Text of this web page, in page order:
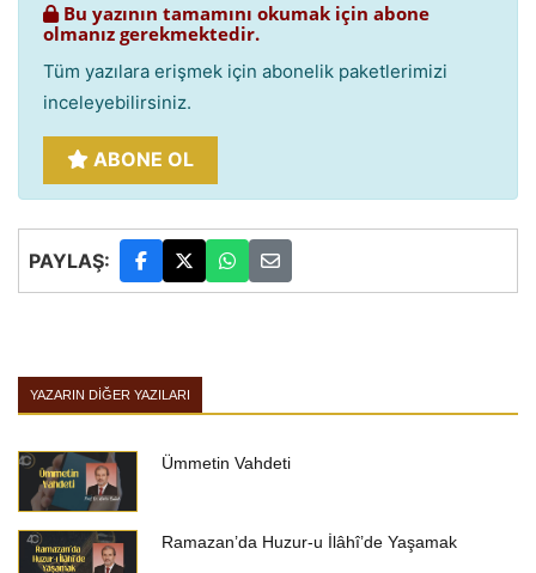
Bu yazının tamamını okumak için abone
olmanız gerekmektedir.
Tüm yazılara erişmek için abonelik paketlerimizi
inceleyebilirsiniz.
ABONE OL
PAYLAŞ:
YAZARIN DIĞER YAZILARI
Ümmetin Vahdeti
Ramazan’da Huzur-u İlâhî’de Yaşamak